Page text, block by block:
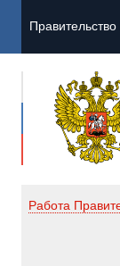
Правительство
Работа